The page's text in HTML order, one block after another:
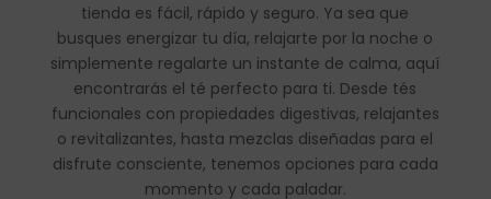
tienda es fácil, rápido y seguro. Ya sea que
busques energizar tu día, relajarte por la noche o
simplemente regalarte un instante de calma, aquí
encontrarás el té perfecto para ti. Desde tés
funcionales con propiedades digestivas, relajantes
o revitalizantes, hasta mezclas diseñadas para el
disfrute consciente, tenemos opciones para cada
momento y cada paladar.